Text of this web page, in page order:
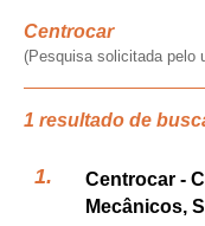
Centrocar
(Pesquisa solicitada pelo
1 resultado de
Centrocar -
Mecânicos,